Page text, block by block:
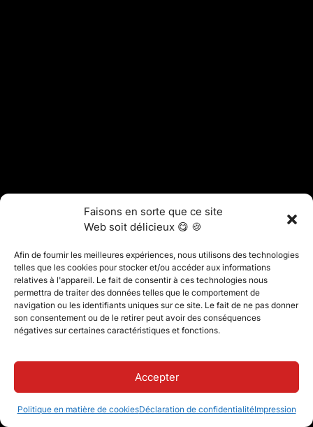
Faisons en sorte que ce site
Web soit délicieux 😋 🍪
Afin de fournir les meilleures expériences, nous utilisons des technologies
telles que les cookies pour stocker et/ou accéder aux informations
relatives à l'appareil. Le fait de consentir à ces technologies nous
permettra de traiter des données telles que le comportement de
navigation ou les identifiants uniques sur ce site. Le fait de ne pas donner
son consentement ou de le retirer peut avoir des conséquences
négatives sur certaines caractéristiques et fonctions.
Accepter
Politique en matière de cookiesDéclaration de confidentialitéImpression